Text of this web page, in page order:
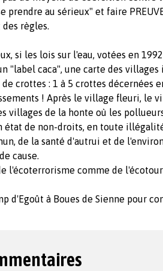
prendre au sérieux" et faire
règles.
si les lois sur l'eau, votées en
"label caca", une carte des villages
crottes : 1 à 5 crottes décernées
! Après le village fleuri, le
villages de la honte où les
état de non-droits, en toute
de la santé d'autrui et de
cause.
l'écoterrorisme comme de
d'Egoût à Boues de Sienne pour